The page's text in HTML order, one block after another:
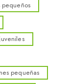
pequeños
pequeñas